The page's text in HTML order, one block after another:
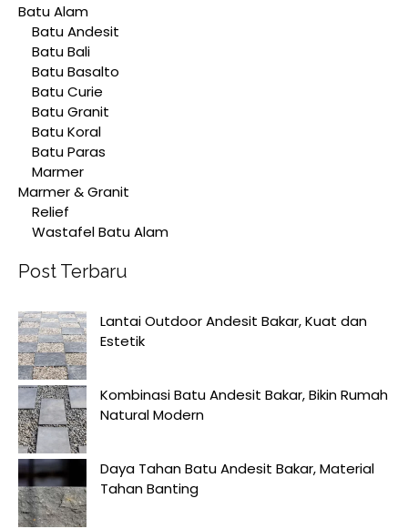
Batu Alam
Batu Andesit
Batu Bali
Batu Basalto
Batu Curie
Batu Granit
Batu Koral
Batu Paras
Marmer
Marmer & Granit
Relief
Wastafel Batu Alam
Post Terbaru
Lantai Outdoor Andesit Bakar, Kuat dan
Estetik
Kombinasi Batu Andesit Bakar, Bikin Rumah
Natural Modern
Daya Tahan Batu Andesit Bakar, Material
Tahan Banting